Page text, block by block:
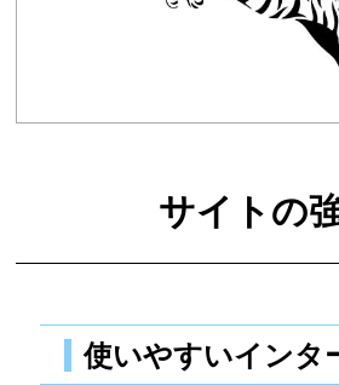
サイトの
使いやすいインタ